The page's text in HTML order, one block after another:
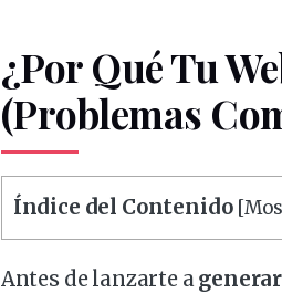
¿Por Qué Tu
(Problemas
Índice del Contenido [
Antes de lanzarte a